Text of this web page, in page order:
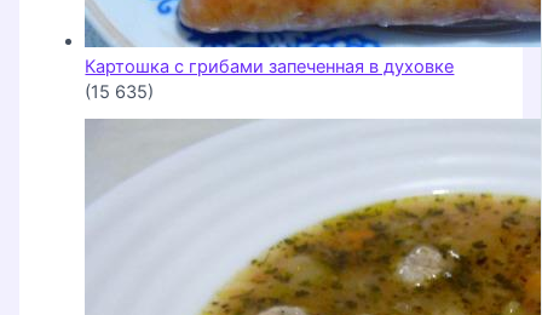
Картошка с грибами запеченная в духовке
(15 635)